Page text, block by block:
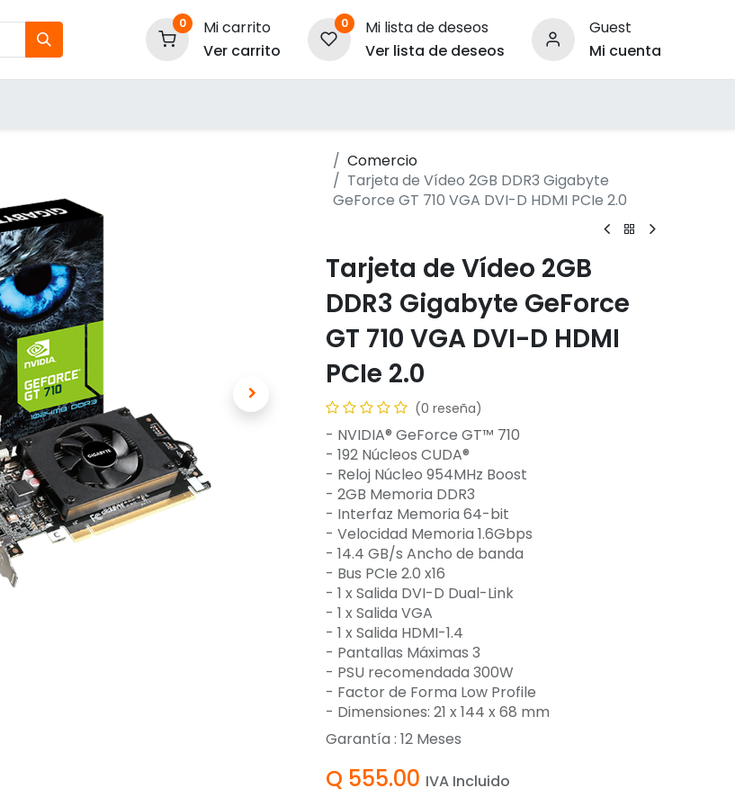
0
Mi carrito
Ver carrito
0
Mi lista de deseos
Ver lista de deseos
Guest
Mi cuenta
Comercio
Tarjeta de Vídeo 2GB DDR3 Gigabyte
GeForce GT 710 VGA DVI-D HDMI PCIe 2.0
Tarjeta de Vídeo 2GB
DDR3 Gigabyte GeForce
GT 710 VGA DVI-D HDMI
PCIe 2.0
(0 reseña)
- NVIDIA® GeForce GT™ 710
- 192 Núcleos CUDA®
- Reloj Núcleo 954MHz Boost
- 2GB Memoria DDR3
- Interfaz Memoria 64-bit
- Velocidad Memoria 1.6Gbps
- 14.4 GB/s Ancho de banda
- Bus PCIe 2.0 x16
- 1 x Salida DVI-D Dual-Link
- 1 x Salida VGA
- 1 x Salida HDMI-1.4
- Pantallas Máximas 3
- PSU recomendada 300W
- Factor de Forma Low Profile
- Dimensiones: 21 x 144 x 68 mm
Garantía : 12Meses
Q 555.00 IVA Incluido